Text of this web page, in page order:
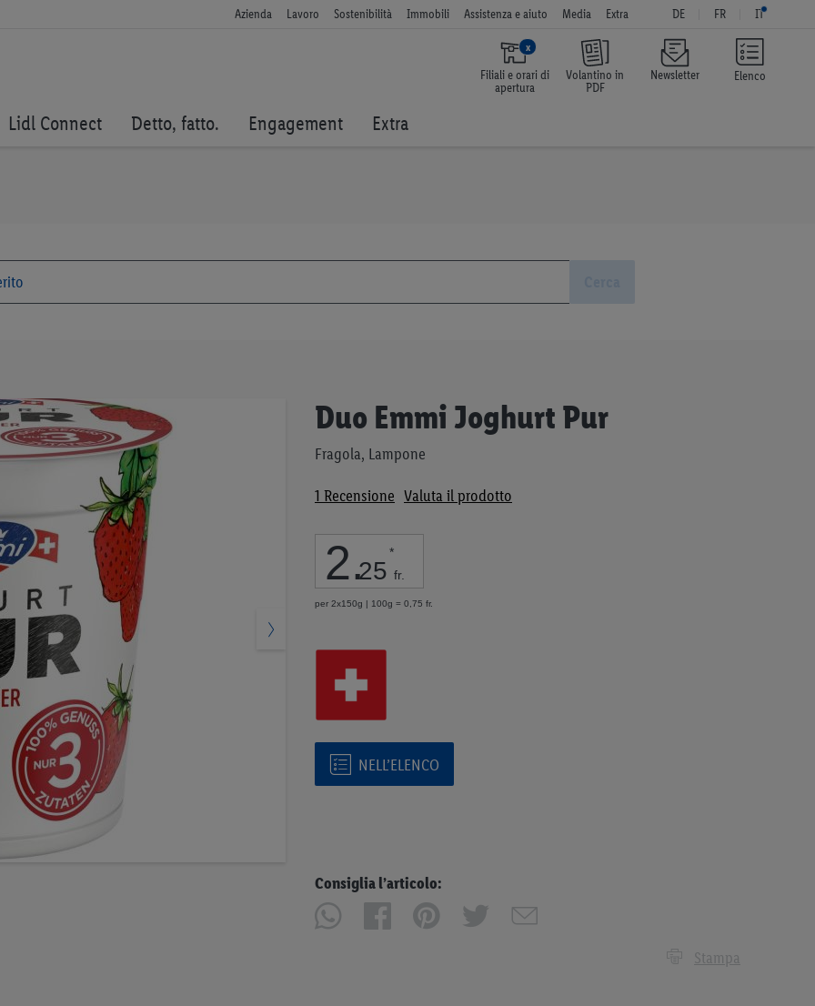
Elenco
Azienda Lavoro Sostenibilità Immobili Assistenza e aiuto Media Extra DE FR IT
x
Filiali e orari di
apertura
Volantino in
PDF
Newsletter
Lidl Connect Detto, fatto. Engagement Extra
Duo Emmi Joghurt Pur
Fragola, Lampone
1 Recensione Valuta il prodotto
2.25
*
fr.
per 2x150g | 100g = 0,75 fr.
NELL’ELENCO
Consiglia l’articolo:
Stampa
all'inizio
galleria
immagini